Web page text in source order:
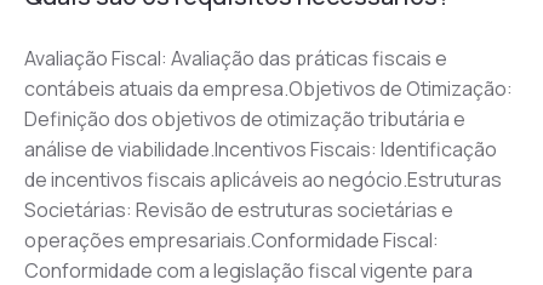
Avaliação Fiscal: Avaliação das práticas fiscais e
contábeis atuais da empresa.Objetivos de Otimização:
Definição dos objetivos de otimização tributária e
análise de viabilidade.Incentivos Fiscais: Identificação
de incentivos fiscais aplicáveis ao negócio.Estruturas
Societárias: Revisão de estruturas societárias e
operações empresariais.Conformidade Fiscal:
Conformidade com a legislação fiscal vigente para